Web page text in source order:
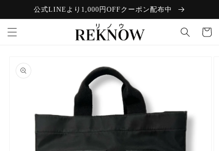
コンテン公式LINEより1,000円OFFクーポン配布中
カ
ー
にスキッ
プ